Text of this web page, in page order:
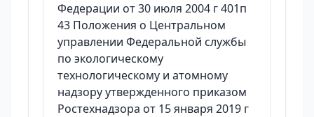
Федерации от 30 июля 2004 г 401п
43 Положения о Центральном
управлении Федеральной службы
по экологическому
технологическому и атомному
надзору утвержденного приказом
Ростехнадзора от 15 января 2019 г